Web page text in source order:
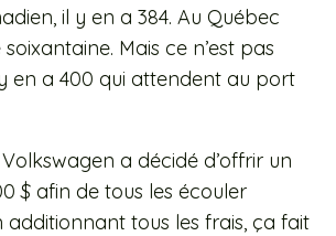
il y en a 384. Au Québec
Mais ce n’est pas
en a 400 qui attendent au port
a décidé d’offrir un
$ afin de tous les écouler
additionnant tous les frais, ça fait